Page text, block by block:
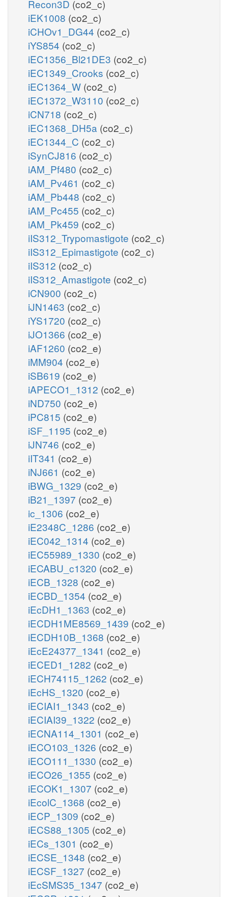
Recon3D (co2_c)
iEK1008 (co2_c)
iCHOv1_DG44 (co2_c)
iYS854 (co2_c)
iEC1356_Bl21DE3 (co2_c)
iEC1349_Crooks (co2_c)
iEC1364_W (co2_c)
iEC1372_W3110 (co2_c)
iCN718 (co2_c)
iEC1368_DH5a (co2_c)
iEC1344_C (co2_c)
iSynCJ816 (co2_c)
iAM_Pf480 (co2_c)
iAM_Pv461 (co2_c)
iAM_Pb448 (co2_c)
iAM_Pc455 (co2_c)
iAM_Pk459 (co2_c)
iIS312_Trypomastigote (co2_c)
iIS312_Epimastigote (co2_c)
iIS312 (co2_c)
iIS312_Amastigote (co2_c)
iCN900 (co2_c)
iJN1463 (co2_c)
iYS1720 (co2_c)
iJO1366 (co2_e)
iAF1260 (co2_e)
iMM904 (co2_e)
iSB619 (co2_e)
iAPECO1_1312 (co2_e)
iND750 (co2_e)
iPC815 (co2_e)
iSF_1195 (co2_e)
iJN746 (co2_e)
iIT341 (co2_e)
iNJ661 (co2_e)
iBWG_1329 (co2_e)
iB21_1397 (co2_e)
ic_1306 (co2_e)
iE2348C_1286 (co2_e)
iEC042_1314 (co2_e)
iEC55989_1330 (co2_e)
iECABU_c1320 (co2_e)
iECB_1328 (co2_e)
iECBD_1354 (co2_e)
iEcDH1_1363 (co2_e)
iECDH1ME8569_1439 (co2_e)
iECDH10B_1368 (co2_e)
iEcE24377_1341 (co2_e)
iECED1_1282 (co2_e)
iECH74115_1262 (co2_e)
iEcHS_1320 (co2_e)
iECIAI1_1343 (co2_e)
iECIAI39_1322 (co2_e)
iECNA114_1301 (co2_e)
iECO103_1326 (co2_e)
iECO111_1330 (co2_e)
iECO26_1355 (co2_e)
iECOK1_1307 (co2_e)
iEcolC_1368 (co2_e)
iECP_1309 (co2_e)
iECS88_1305 (co2_e)
iECs_1301 (co2_e)
iECSE_1348 (co2_e)
iECSF_1327 (co2_e)
iEcSMS35_1347 (co2_e)